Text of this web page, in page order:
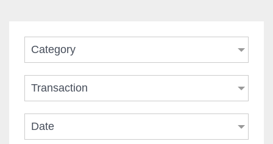
Category
Transaction
Date